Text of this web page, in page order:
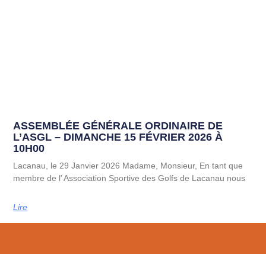
ASSEMBLÉE GÉNÉRALE ORDINAIRE DE
L’ASGL – DIMANCHE 15 FÉVRIER 2026 À
10H00
Lacanau, le 29 Janvier 2026 Madame, Monsieur, En tant que
membre de l’ Association Sportive des Golfs de Lacanau nous
Lire